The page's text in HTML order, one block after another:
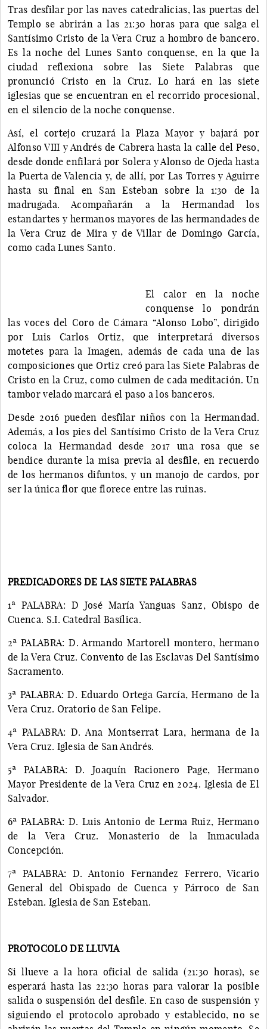
Tras desfilar por las naves catedralicias, las puertas del
Templo se abrirán a las 21:30 horas para que salga el
Santísimo Cristo de la Vera Cruz a hombro de bancero.
Es la noche del Lunes Santo conquense, en la que la
ciudad reflexiona sobre las Siete Palabras que
pronunció Cristo en la Cruz. Lo hará en las siete
iglesias que se encuentran en el recorrido procesional,
en el silencio de la noche conquense.
Así, el cortejo cruzará la Plaza Mayor y bajará por
Alfonso VIII y Andrés de Cabrera hasta la calle del Peso,
desde donde enfilará por Solera y Alonso de Ojeda hasta
la Puerta de Valencia y, de allí, por Las Torres y Aguirre
hasta su final en San Esteban sobre la 1:30 de la
madrugada. Acompañarán a la Hermandad los
estandartes y hermanos mayores de las hermandades de
la Vera Cruz de Mira y de Villar de Domingo García,
como cada Lunes Santo.
El calor en la noche
conquense lo pondrán
las voces del Coro de Cámara “Alonso Lobo”, dirigido
por Luis Carlos Ortiz, que interpretará diversos
motetes para la Imagen, además de cada una de las
composiciones que Ortiz creó para las Siete Palabras de
Cristo en la Cruz, como culmen de cada meditación. Un
tambor velado marcará el paso a los banceros.
Desde 2016 pueden desfilar niños con la Hermandad.
Además, a los pies del Santísimo Cristo de la Vera Cruz
coloca la Hermandad desde 2017 una rosa que se
bendice durante la misa previa al desfile, en recuerdo
de los hermanos difuntos, y un manojo de cardos, por
ser la única flor que florece entre las ruinas.
PREDICADORES DE LAS SIETE PALABRAS
1ª PALABRA: D José María Yanguas Sanz, Obispo de
Cuenca. S.I. Catedral Basílica.
2ª PALABRA: D. Armando Martorell montero, hermano
de la Vera Cruz. Convento de las Esclavas Del Santísimo
Sacramento.
3ª PALABRA: D. Eduardo Ortega García, Hermano de la
Vera Cruz. Oratorio de San Felipe.
4ª PALABRA: D. Ana Montserrat Lara, hermana de la
Vera Cruz. Iglesia de San Andrés.
5ª PALABRA: D. Joaquín Racionero Page, Hermano
Mayor Presidente de la Vera Cruz en 2024. Iglesia de El
Salvador.
6ª PALABRA: D. Luis Antonio de Lerma Ruiz, Hermano
de la Vera Cruz. Monasterio de la Inmaculada
Concepción.
7ª PALABRA: D. Antonio Fernandez Ferrero, Vicario
General del Obispado de Cuenca y Párroco de San
Esteban. Iglesia de San Esteban.
PROTOCOLO DE LLUVIA
Si llueve a la hora oficial de salida (21:30 horas), se
esperará hasta las 22:30 horas para valorar la posible
salida o suspensión del desfile. En caso de suspensión y
siguiendo el protocolo aprobado y establecido, no se